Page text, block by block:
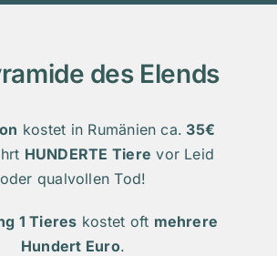
des Elends
kostet in Rumänien ca. 35€
HUNDERTE Tiere vor Leid
oder qualvollen Tod!
1 Tieres kostet oft mehrere
Hundert Euro.